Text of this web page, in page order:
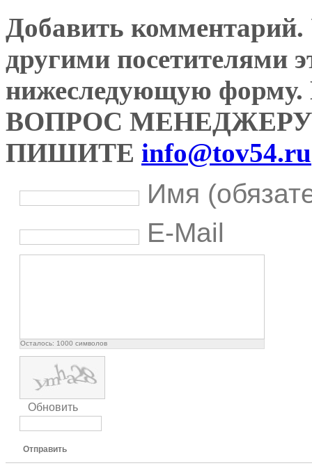
Добавить комментарий.
другими посетителями
нижеследующую
ВОПРОС
ПИШИТЕ info@tov54.ru
Имя
E-Mail
Осталось: 1000 символов
Обновить
Отправить